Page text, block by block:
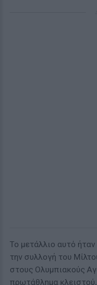
Το μετάλλιο αυτό
την συλλογή του
στους Ολυμπιακούς
πρωτάθλημα